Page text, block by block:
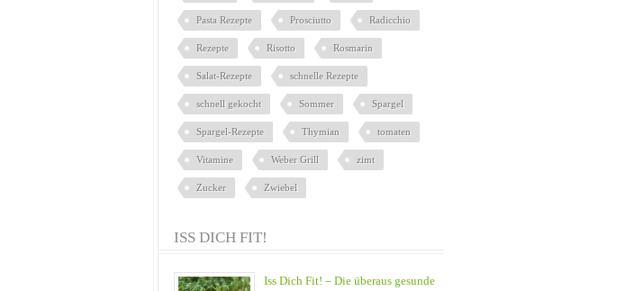
Pasta Rezepte Prosciutto Radicchio
Rezepte Risotto Rosmarin
Salat-Rezepte schnelle Rezepte
schnell gekocht Sommer Spargel
Spargel-Rezepte Thymian tomaten
Vitamine Weber Grill zimt
Zucker Zwiebel
ISS DICH FIT!
Iss Dich Fit! – Die überaus gesunde